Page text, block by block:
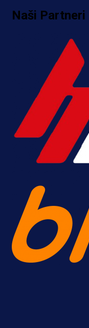
Naši Partneri